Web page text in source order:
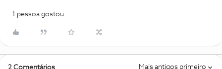
1 pessoa gostou
2 Comentários Mais antigos primeiro